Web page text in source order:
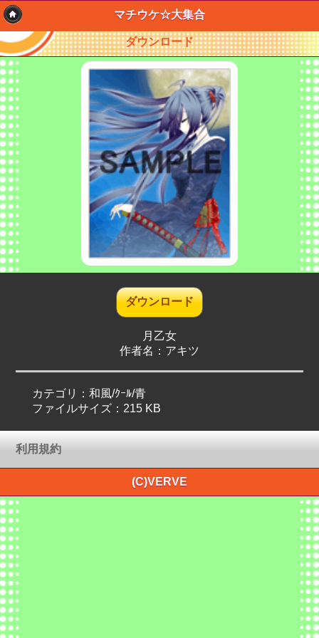
マチウケ☆大集合
ダウンロード
ダウンロード
月乙女
作者名：アキツ
カテゴリ：和風/ｸｰﾙ/青
ファイルサイズ：215 KB
利用規約
(C)VERVE